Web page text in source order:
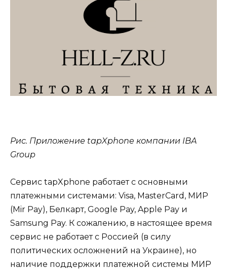
Рис. Приложение tapXphone компании IBA
Group
Сервис tapXphone работает с основными
платежными системами: Visa, MasterCard, МИР
(Mir Pay), Белкарт, Google Pay, Apple Pay и
Samsung Pay. К сожалению, в настоящее время
сервис не работает с Россией (в силу
политических осложнений на Украине), но
наличие поддержки платежной системы МИР